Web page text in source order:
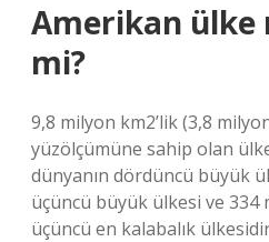
Amerikan
mi?
9,8 milyon km2’lik (3,8
yüzölçümüne sahip olan
dünyanın dördüncü büyük
üçüncü büyük ülkesi ve
üçüncü en kalabalık